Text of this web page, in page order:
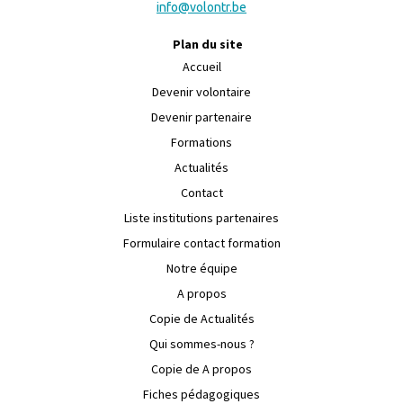
info@volontr.be
Plan du site
Accueil
Devenir volontaire
Devenir partenaire
Formations
Actualités
Contact
Liste institutions partenaires
Formulaire contact formation
Notre équipe
A propos
Copie de Actualités
Qui sommes-nous ?
Copie de A propos
Fiches pédagogiques